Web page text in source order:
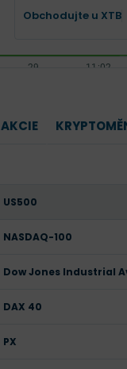
Obchodujte u XTB
AKCIE
US500
NASDAQ-100
Dow Jones Industrial
DAX 40
PX